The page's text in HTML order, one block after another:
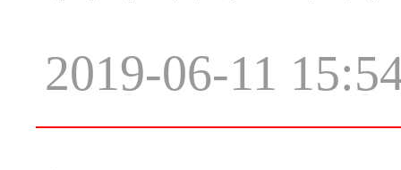
2019-06-11